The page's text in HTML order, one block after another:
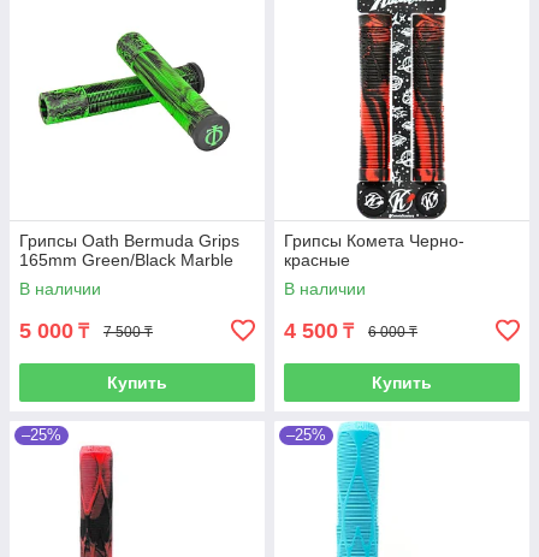
Грипсы Oath Bermuda Grips
165mm Green/Black Marble
В наличии
5 000 ₸ 7 500 ₸
Купить
Грипсы Комета Черно-
красные
В наличии
4 500 ₸ 6 000 ₸
Купить
–25% –25%